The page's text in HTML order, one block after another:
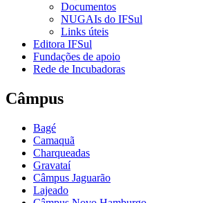
Documentos
NUGAIs do IFSul
Links úteis
Editora IFSul
Fundações de apoio
Rede de Incubadoras
Câmpus
Bagé
Camaquã
Charqueadas
Gravataí
Câmpus Jaguarão
Lajeado